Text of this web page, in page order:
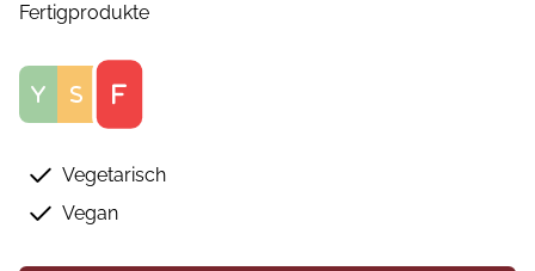
Fertigprodukte
Score
Vegetarisch
Vegan